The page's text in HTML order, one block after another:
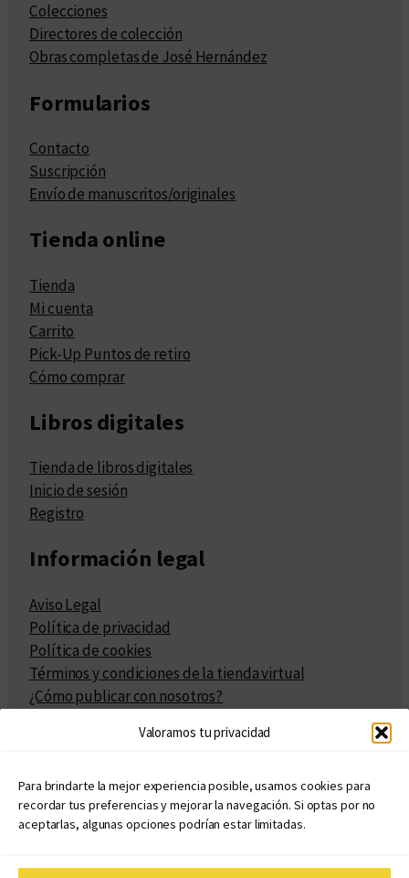
Valoramos tu privacidad
Para brindarte la mejor experiencia posible, usamos cookies para
recordar tus preferencias y mejorar la navegación. Si optas por no
aceptarlas, algunas opciones podrían estar limitadas.
Colecciones
Directores de colección
Obras completas de José Hernández
Formularios
Contacto
Suscripción
Envío de manuscritos/originales
Tienda online
Tienda
Mi cuenta
Carrito
Pick-Up Puntos de retiro
Cómo comprar
Libros digitales
Tienda de libros digitales
Inicio de sesión
Registro
Información legal
Aviso Legal
Política de privacidad
Política de cookies
Términos y condiciones de la tienda virtual
¿Cómo publicar con nosotros?
Políticas de publicación
Políticas de coedición
Atribuciones